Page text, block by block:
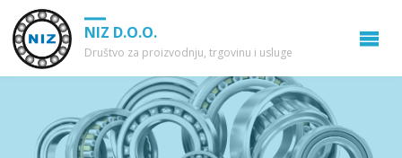
NIZ D.O.O.
Društvo za proizvodnju, trgovinu i usluge